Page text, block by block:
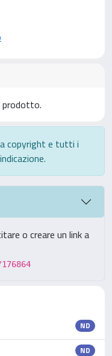
prodotto.
copyright e tutti i
o creare un link a
ND
ND